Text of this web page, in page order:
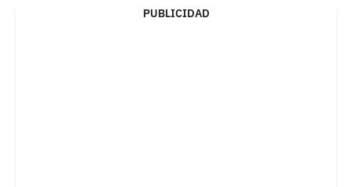
PUBLICIDAD